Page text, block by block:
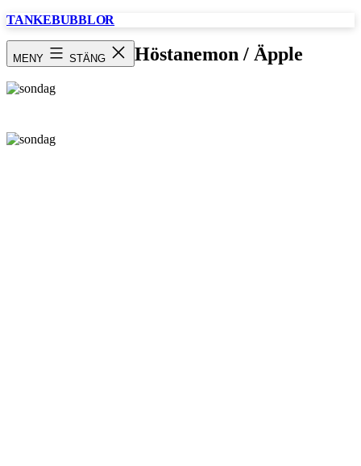
Hoppa
TANKEBUBBLOR
MENY STÄNG
Söndag / Höstanemon / Äpple